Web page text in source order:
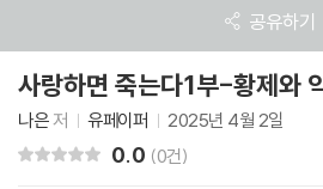
공유하기
사랑하면 죽는다1부-황제와
나은저 유페이퍼 2025년 4월 2일
0.0 (0건)